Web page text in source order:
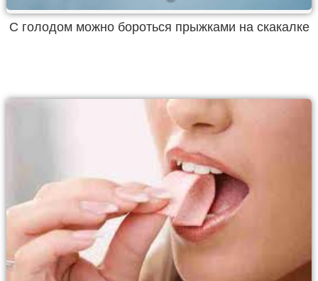
С голодом можно бороться прыжками на скакалке